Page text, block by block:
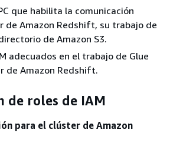
que habilita la comunicación
de Amazon Redshift, su trabajo de
de Amazon S3.
adecuados en el trabajo de Glue
de Amazon Redshift.
de roles de IAM
para el clúster de Amazon